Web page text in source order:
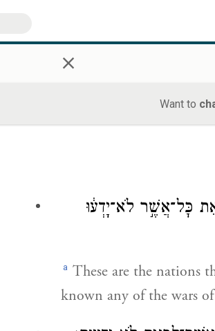
×
Want to
כׇּל־אֲשֶׁ֣ר לֹא־יָדְע֔וּ
a These are the nations
known any of the wars